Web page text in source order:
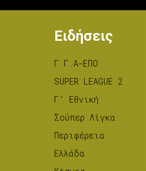
Ειδήσεις
Γ.Γ.Α-ΕΠΟ
SUPER LEAGUE 2
Γ’ Εθνική
Σούπερ Λίγκα
Περιφέρεια
Ελλάδα